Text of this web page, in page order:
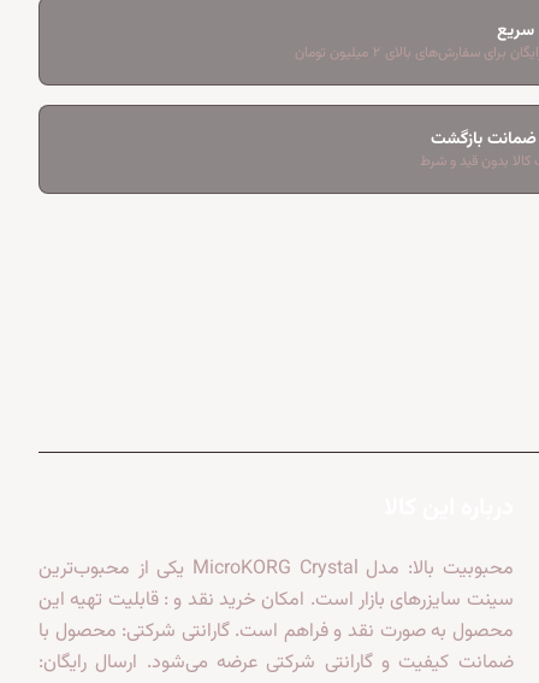
سریع
برای سفارش‌های بالای ۲ میلیون تومان
کالا بدون قید و شرط
محبوبیت بالا: مدل MicroKORG Crystal یکی از محبوب‌ترین
سینت سایزرهای بازار است. امکان خرید نقد و : قابلیت تهیه این
محصول به صورت نقد و فراهم است. گارانتی شرکتی: محصول با
ضمانت کیفیت و گارانتی شرکتی عرضه می‌شود. ارسال رایگان: